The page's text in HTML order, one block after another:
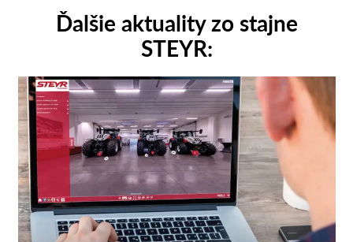
Ďalšie aktuality zo stajne
STEYR: